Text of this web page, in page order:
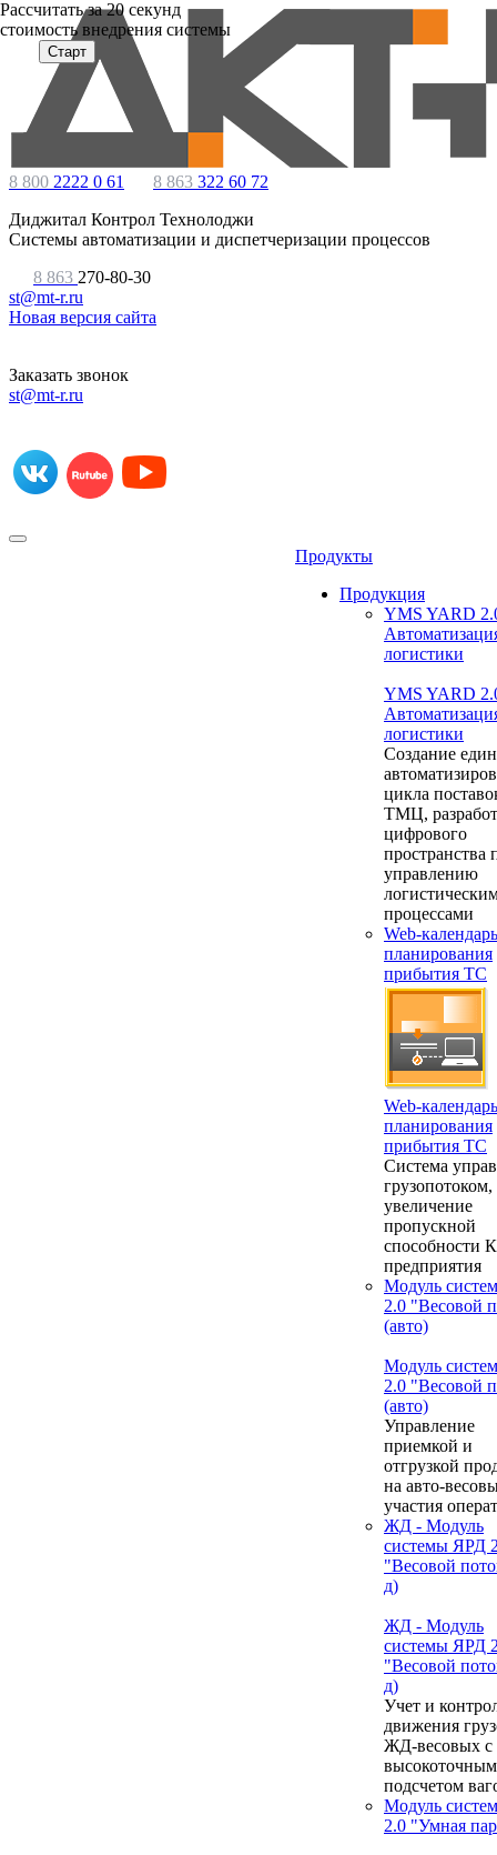
8 800 2222 0 61 8 863 322 60 72
Диджитал Контрол Технолоджи
Системы автоматизации и диспетчеризации процессов
8 863 270-80-30
st@mt-r.ru
Новая версия сайта
Заказать звонок
st@mt-r.ru
Продукты
Продукция
YMS YARD
логистики
YMS YARD
логистики
Создание
цикла
ТМЦ,
цифрового
пространства
управлению
процессами
Web-календарь
планирования
прибытия ТС
Web-календарь
планирования
прибытия ТС
Система
грузопотоком,
увеличение
пропускной
способности
предприятия
Модуль
2.0 "Весовой
(авто)
Модуль
2.0 "Весовой
(авто)
Управление
приемкой и
отгрузкой
на авто-
участия
ЖД - Модуль
системы ЯРД
"Весовой
д)
ЖД - Модуль
системы ЯРД
"Весовой
д)
Учет и
движения
ЖД-весовых с
высокоточным
подсчетом
Модуль
2.0 "Умная
Расcчитать за 20 секунд
стоимость внедрения системы
Старт